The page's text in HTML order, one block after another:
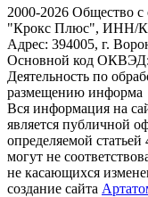
2000-2026 Общество с
"Крокс Плюс", ИНН/
Адрес: 394005, г.
Основной код ОКВЭД:
Деятельность по
размещению информа
Вся информация на
является публичной
определяемой
могут не
не касающихся
создание сайта